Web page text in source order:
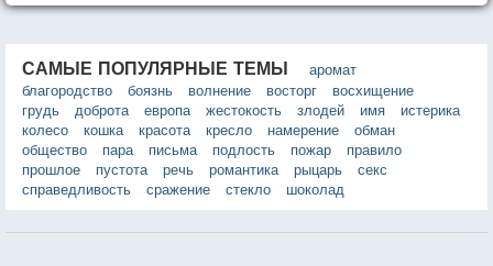
САМЫЕ ПОПУЛЯРНЫЕ ТЕМЫ
аромат
благородство
боязнь волнение восторг
восхищение
грудь
доброта европа жестокость злодей имя
истерика
колесо
кошка красота кресло намерение
обман
общество
пара письма подлость пожар
правило
прошлое
пустота речь романтика рыцарь
секс
справедливость
сражение стекло шоколад